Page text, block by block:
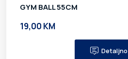
GYM BALL 55CM
19,00 KM
Detaljno